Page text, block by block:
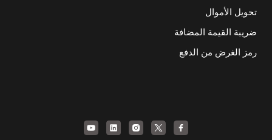
تحويل الأموال
ضريبة القيمة المضافة
رمز الغرض من الدفع